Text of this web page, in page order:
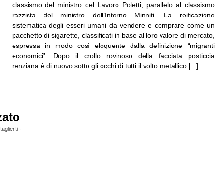
classismo del ministro del Lavoro Poletti, parallelo al classismo
razzista del ministro dell’Interno Minniti. La reificazione
sistematica degli esseri umani da vendere e comprare come un
pacchetto di sigarette, classificati in base al loro valore di mercato,
espressa in modo così eloquente dalla definizione “migranti
economici”. Dopo il crollo rovinoso della facciata posticcia
renziana è di nuovo sotto gli occhi di tutti il volto metallico [...]
·